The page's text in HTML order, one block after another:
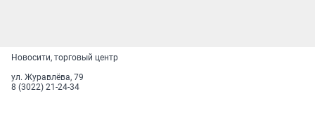
Новосити, торговый центр
ул. Журавлёва, 79
8 (3022) 21-24-34